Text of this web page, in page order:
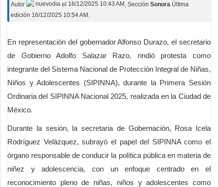
Autor nuevodia el 16/12/2025 10:43 AM , Sección Sonora Última
edición 16/12/2025 10:54 AM.
En representación del gobernador Alfonso Durazo, el secretario
de Gobierno Adolfo Salazar Razo, rindió protesta como
integrante del Sistema Nacional de Protección Integral de Niñas,
Niños y Adolescentes (SIPINNA), durante la Primera Sesión
Ordinaria del SIPINNA Nacional 2025, realizada en la Ciudad de
México.
Durante la sesión, la secretaria de Gobernación, Rosa Icela
Rodríguez Velázquez, subrayó el papel del SIPINNA como el
órgano responsable de conducir la política pública en materia de
niñez y adolescencia, con un enfoque centrado en el
reconocimiento pleno de niñas, niños y adolescentes como